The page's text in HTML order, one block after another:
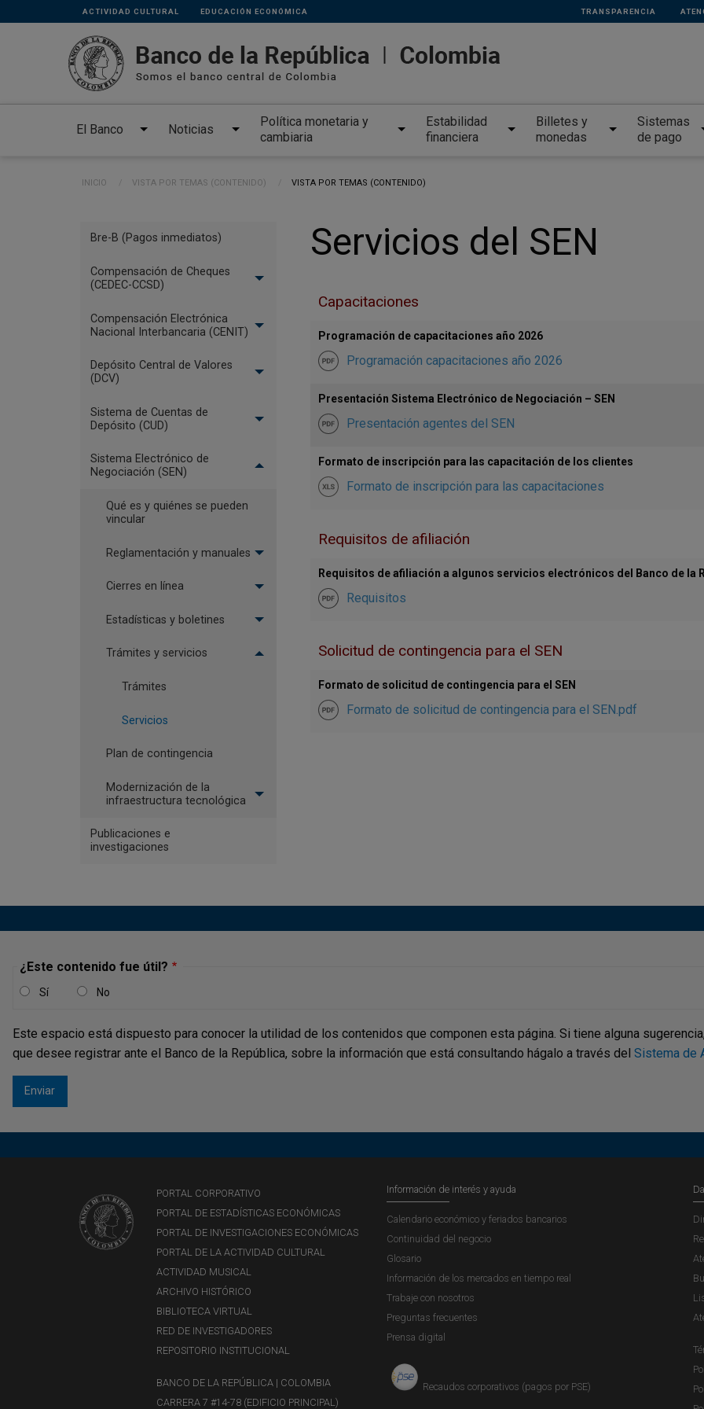
Pasar al contenido principal
Links
secundarios
ACTIVIDAD CULTURAL EDUCACIÓN ECONÓMICA TRANSPARENCIA
El Banco Noticias
Política monetaria y
cambiaria
Estabilidad
financiera
Billetes y
monedas
Sistemas
de pago
Ruta de navegación
INICIO VISTA POR TEMAS (CONTENIDO) CURRENT:
VISTA POR TEMAS (CONTENIDO)
Servicios del SEN
Capacitaciones
Programación de capacitaciones año 2026
Programación capacitaciones año 2026
Presentación Sistema Electrónico de Negociación – SEN
Presentación agentes del SEN
Formato de inscripción para las capacitación de los clientes
Formato de inscripción para las capacitaciones
Requisitos de afiliación
Requisitos de afiliación a algunos servicios electrónicos del Banco de la
Requisitos
Solicitud de contingencia para el SEN
Formato de solicitud de contingencia para el SEN
Formato de solicitud de contingencia para el SEN.pdf
Menú
de
Pago
Bre-B (Pagos inmediatos)
Compensación de Cheques
(CEDEC-CCSD)
Compensación Electrónica
Nacional Interbancaria (CENIT)
Depósito Central de Valores
(DCV)
Sistema de Cuentas de
Depósito (CUD)
Sistema Electrónico de
Negociación (SEN)
Qué es y quiénes se pueden
vincular
Reglamentación y manuales
Cierres en línea
Estadísticas y boletines
Trámites y servicios
Trámites
Servicios
Plan de contingencia
Modernización de la
infraestructura tecnológica
Publicaciones e
investigaciones
¿Este contenido fue útil?
Sí No
Este espacio está dispuesto para conocer la utilidad de los contenidos que componen esta página. Si tiene alguna
que desee registrar ante el Banco de la República, sobre la información que está consultando hágalo a través del Sistema de
PORTAL CORPORATIVO
PORTAL DE ESTADÍSTICAS ECONÓMICAS
PORTAL DE INVESTIGACIONES ECONÓMICAS
PORTAL DE LA ACTIVIDAD CULTURAL
ACTIVIDAD MUSICAL
ARCHIVO HISTÓRICO
BIBLIOTECA VIRTUAL
RED DE INVESTIGADORES
REPOSITORIO INSTITUCIONAL
BANCO DE LA REPÚBLICA | COLOMBIA
CARRERA 7 #14-78 (EDIFICIO PRINCIPAL)
Información de interés y ayuda
Calendario económico y feriados bancarios
Continuidad del negocio
Glosario
Información de los mercados en tiempo real
Trabaje con nosotros
Preguntas frecuentes
Prensa digital
Recaudos corporativos (pagos por PSE)